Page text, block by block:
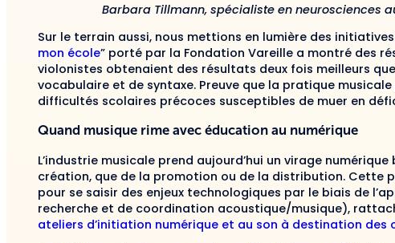
Barbara Tillmann, spécialiste en neurosciences
Sur le terrain aussi, nous mettions en lumière des
mon école” porté par la Fondation Vareille a montré des
violonistes obtenaient des résultats deux fois meilleurs
vocabulaire et de syntaxe. Preuve que la pratique
difficultés scolaires précoces susceptibles de muer en
Quand musique rime avec éducation au numérique
L’industrie musicale prend aujourd’hui un virage
création, que de la promotion ou de la distribution. Cette
pour se saisir des enjeux technologiques par le biais de
recherche et de coordination acoustique/musique),
ateliers d’initiation numérique et au son à destination des